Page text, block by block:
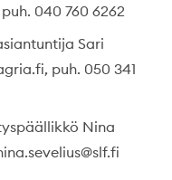
040 760 6262
Sari
puh. 050 341
Nina